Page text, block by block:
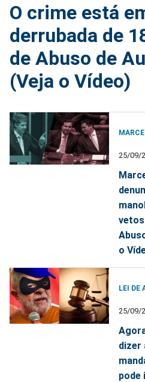
O crime está
derrubada de
de Abuso de
(Veja o Vídeo)
25/09/
o
LEI DE
25/09/
dizer
pode